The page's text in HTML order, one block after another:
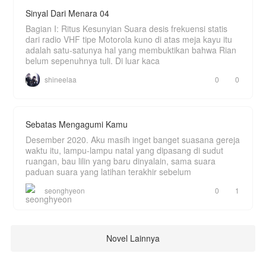
Aurelia bukan kekasihnya.
Aurelia bukan tawanannya.
Aurelia adalah **miliknya**.
retakan yang tak seorang pun boleh tahu.
nyaman. Memotong sinyal satelit hanya karena
depan cermin kamar mandi yang sunyi, pria paling
berbahaya di Segitiga Emas berbisik pada
bayangannya sendiri:
*"Memangnya aku... kurang tampan?"*
Aurelia tahu—ini bukan cinta biasa. Ini bukan cinta
harus memilih antara berlari menuju kebebasan
Sinyal Dari Menara 04
Bagian I: Ritus Kesunyian Suara desis frekuensi statis
dari radio VHF tipe Motorola kuno di atas meja kayu itu
adalah satu-satunya hal yang membuktikan bahwa Rian
belum sepenuhnya tuli. Di luar kaca
shineelaa 0 0
Sebatas Mengagumi Kamu
Desember 2020. Aku masih inget banget suasana gereja
waktu itu, lampu-lampu natal yang dipasang di sudut
ruangan, bau lilin yang baru dinyalain, sama suara
paduan suara yang latihan terakhir sebelum
seonghyeon 0 1
Novel Lainnya